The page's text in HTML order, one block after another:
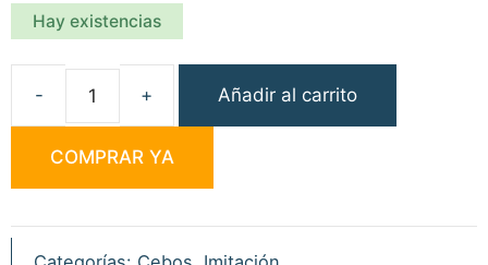
Hay existencias
Enterprise
Imitación
Pop-
Añadir al carrito
COMPRAR YA